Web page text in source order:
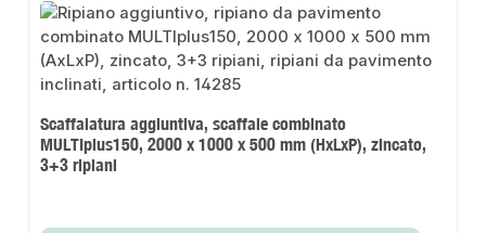
Scaffalatura aggiuntiva, scaffale combinato
MULTIplus150, 2000 x 1000 x 500 mm (HxLxP), zincato,
3+3 ripiani